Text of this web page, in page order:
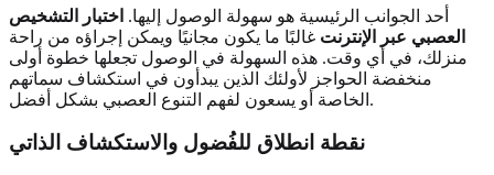
أحد الجوانب الرئيسية هو سهولة الوصول إليها. اختبار التشخيص
العصبي عبر الإنترنت غالبًا ما يكون مجانيًا ويمكن إجراؤه من راحة
منزلك، في أي وقت. هذه السهولة في الوصول تجعلها خطوة أولى
منخفضة الحواجز لأولئك الذين يبدأون في استكشاف سماتهم
الخاصة أو يسعون لفهم التنوع العصبي بشكل أفضل.
نقطة انطلاق للفُضول والاستكشاف الذاتي